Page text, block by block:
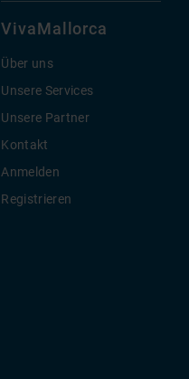
VivaMallorca
Über uns
Unsere Services
Unsere Partner
Kontakt
Anmelden
Registrieren